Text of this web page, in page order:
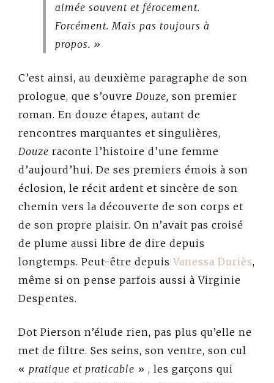
aimée souvent et férocement.
Forcément. Mais pas toujours à
propos. »
C’est ainsi, au deuxième paragraphe de son
prologue, que s’ouvre Douze, son premier
roman. En douze étapes, autant de
rencontres marquantes et singulières,
Douze raconte l’histoire d’une femme
d’aujourd’hui. De ses premiers émois à son
éclosion, le récit ardent et sincère de son
chemin vers la découverte de son corps et
de son propre plaisir. On n’avait pas croisé
de plume aussi libre de dire depuis
longtemps. Peut-être depuisVanessa Duriès,
même si on pense parfois aussi à Virginie
Despentes.
Dot Pierson n’élude rien, pas plus qu’elle ne
met de filtre. Ses seins, son ventre, son cul
« pratique et praticable » , les garçons qui